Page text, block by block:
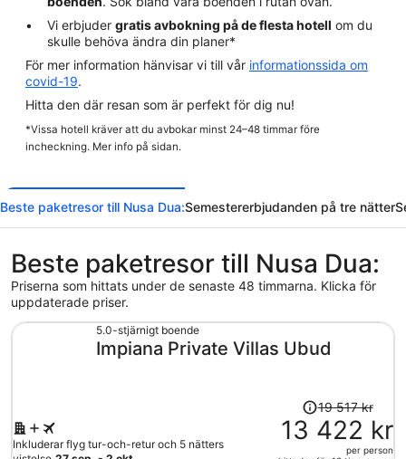
Vi erbjuder gratis avbokning på de flesta hotell om du
skulle behöva ändra din planer*
För mer information hänvisar vi till vår informationssida om
covid-19.
Hitta den där resan som är perfekt för dig nu!
*Vissa hotell kräver att du avbokar minst 24–48 timmar före
incheckning. Mer info på sidan.
Beste paketresor till Nusa Dua:Semestererbjudanden på tre nätter
Beste paketresor till Nusa Dua:
Priserna som hittats under de senaste 48 timmarna. Klicka för
uppdaterade priser.
5.0-stjärnigt boende
Impiana Private Villas Ubud
Inkluderar flyg tur-och-retur och 5 nätters
Priset
var
19
19 517 kr
13 422 kr
per person